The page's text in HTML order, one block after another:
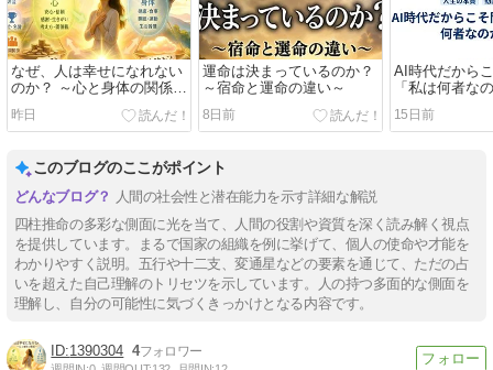
なぜ、人は幸せになれない
のか？ ～心と身体の関係か
ら見えてくる、本当の幸福
～
昨日
運命は決まっているのか？
～宿命と運命の違い～
8日前
AI時代だから
「私は何者な
15日前
このブログのここがポイント
人間の社会性と潜在能力を示す詳細な解説
四柱推命の多彩な側面に光を当て、人間の役割や資質を深く読み解く視点
を提供しています。まるで国家の組織を例に挙げて、個人の使命や才能を
わかりやすく説明。五行や十二支、変通星などの要素を通じて、ただの占
いを超えた自己理解のトリセツを示しています。人の持つ多面的な側面を
理解し、自分の可能性に気づくきっかけとなる内容です。
1390304 4